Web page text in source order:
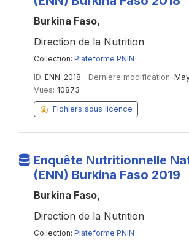
Burkina Faso,
Direction de la Nutrition
Collection: Plateforme PNIN
ID: ENN-2018 Dernière modification:
Vues: 10873
Fichiers sous licence
Enquête Nutritionnelle
(ENN) Burkina Faso 2019
Burkina Faso,
Direction de la Nutrition
Collection: Plateforme PNIN